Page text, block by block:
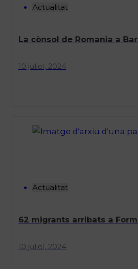
Actualitat
La cònsol de Romania a
10 juliol, 2024
Actualitat
62 migrants arribats a
10 juliol, 2024